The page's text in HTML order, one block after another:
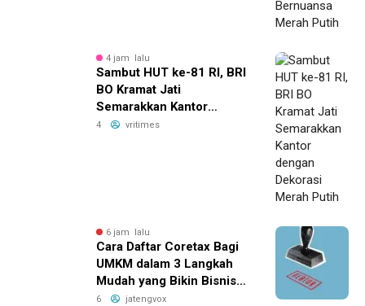
4 jam lalu
Sambut HUT ke-81 RI, BRI
BO Kramat Jati
Semarakkan Kantor
dengan Dekorasi Merah
4 vritimes
6 jam lalu
Cara Daftar Coretax Bagi
UMKM dalam 3 Langkah
Mudah yang Bikin Bisnis
Anda Lebih
6 jatengvox